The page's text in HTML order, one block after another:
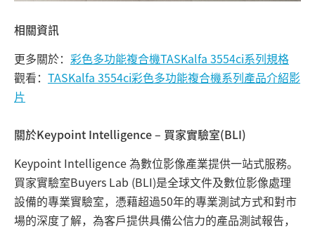
相關資訊
更多關於： 彩色多功能複合機TASKalfa 3554ci系列規格
觀看： TASKalfa 3554ci彩色多功能複合機系列產品介紹影
片
關於Keypoint Intelligence – 買家實驗室(BLI)
Keypoint Intelligence 為數位影像產業提供一站式服務。
買家實驗室Buyers Lab (BLI)是全球文件及數位影像處理
設備的專業實驗室，憑藉超過50年的專業測試方式和對市
場的深度了解，為客戶提供具備公信力的產品測試報告，